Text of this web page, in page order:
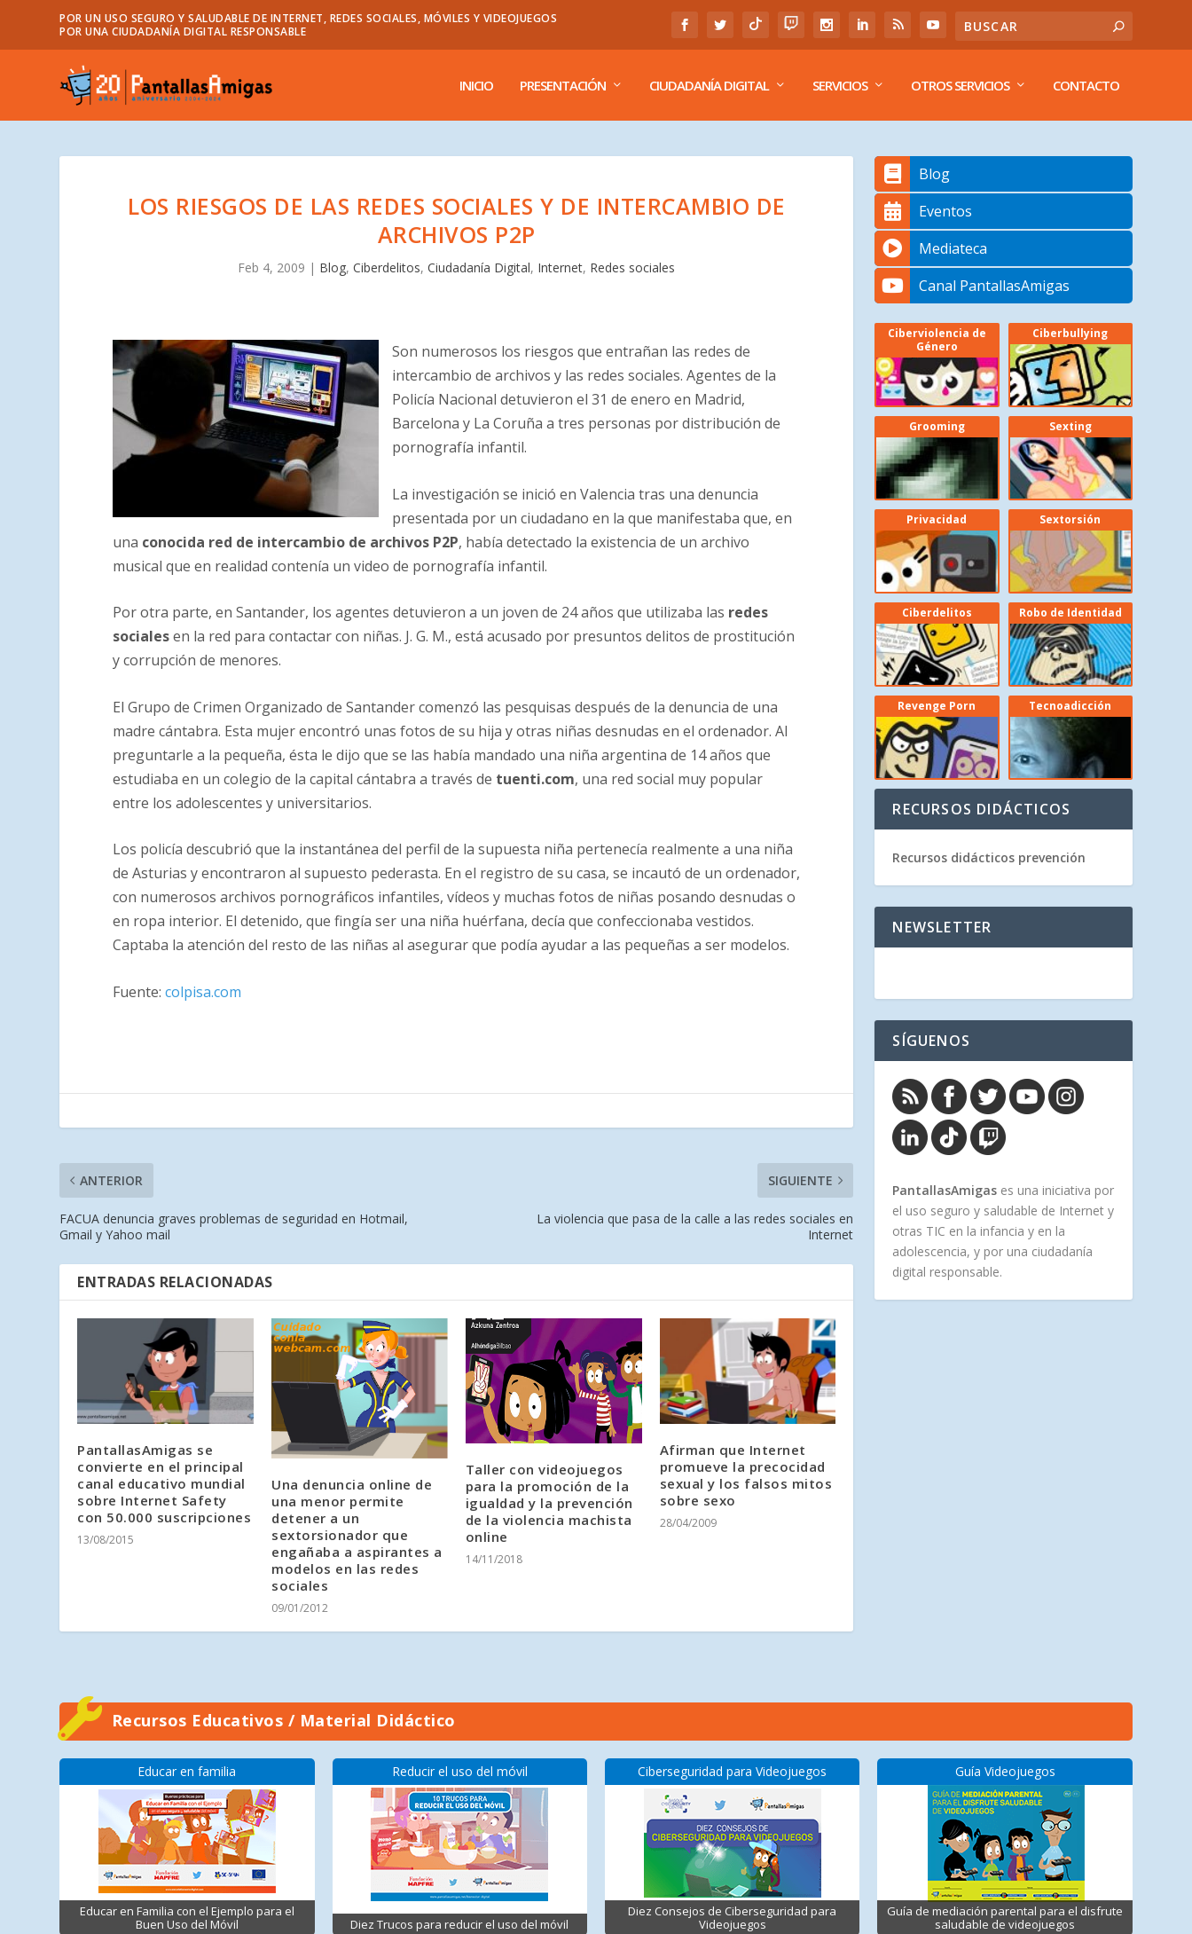
POR UN USO SEGURO Y SALUDABLE DE INTERNET, REDES SOCIALES, MÓVILES Y VIDEOJUEGOS
POR UNA CIUDADANÍA DIGITAL RESPONSABLE
INICIO PRESENTACIÓN CIUDADANÍA DIGITAL SERVICIOS OTROS SERVICIOS CONTACTO
LOS RIESGOS DE LAS REDES SOCIALES Y DE INTERCAMBIO DE
ARCHIVOS P2P
Feb 4, 2009 | Blog,Ciberdelitos,Ciudadanía Digital, Internet, Redes sociales
Son numerosos los riesgos que entrañan las redes de
intercambio de archivos y las redes sociales. Agentes de la
Policía Nacional detuvieron el 31 de enero en Madrid,
Barcelona y La Coruña a tres personas por distribución de
pornografía infantil.
La investigación se inició en Valencia tras una denuncia
presentada por un ciudadano en la que manifestaba que, en
una conocida red de intercambio de archivos P2P, había detectado la existencia de un archivo
musical que en realidad contenía un video de pornografía infantil.
Por otra parte, en Santander, los agentes detuvieron a un joven de 24 años que utilizaba las redes
socialesen la red para contactar con niñas. J. G. M., está acusado por presuntos delitos de prostitución
y corrupción de menores.
El Grupo de Crimen Organizado de Santander comenzó las pesquisas después de la denuncia de una
madre cántabra. Esta mujer encontró unas fotos de su hija y otras niñas desnudas en el ordenador. Al
preguntarle a la pequeña, ésta le dijo que se las había mandado una niña argentina de 14 años que
estudiaba en un colegio de la capital cántabra a través de tuenti.com, una red social muy popular
entre los adolescentes y universitarios.
Los policía descubrió que la instantánea del perfil de la supuesta niña pertenecía realmente a una niña
de Asturias y encontraron al supuesto pederasta. En el registro de su casa, se incautó de un ordenador,
con numerosos archivos pornográficos infantiles, vídeos y muchas fotos de niñas posando desnudas o
en ropa interior. El detenido, que fingía ser una niña huérfana, decía que confeccionaba vestidos.
Captaba la atención del resto de las niñas al asegurar que podía ayudar a las pequeñas a ser modelos.
Fuente:colpisa.com
ANTERIOR
FACUA denuncia graves problemas de seguridad en Hotmail,
Gmail y Yahoo mail
SIGUIENTE
La violencia que pasa de la calle a las redes sociales en
Internet
ENTRADAS RELACIONADAS
PantallasAmigas se
convierte en el principal
canal educativo mundial
sobre Internet Safety
con 50.000 suscripciones
13/08/2015
Una denuncia online de
una menor permite
detener a un
sextorsionador que
engañaba a aspirantes a
modelos en las redes
sociales
09/01/2012
Taller con videojuegos
para la promoción de la
igualdad y la prevención
de la violencia machista
online
14/11/2018
Afirman que Internet
promueve la precocidad
sexual y los falsos mitos
sobre sexo
28/04/2009
Blog
Eventos
Mediateca
Canal PantallasAmigas
Ciberviolencia de
Género
Ciberbullying
Grooming Sexting
Privacidad Sextorsión
Ciberdelitos Robo de Identidad
Revenge Porn Tecnoadicción
RECURSOS DIDÁCTICOS
Recursos didácticos prevención
NEWSLETTER
SÍGUENOS
PantallasAmigas es una iniciativa por
el uso seguro y saludable de Internet y
otras TIC en la infancia y en la
adolescencia, y por una ciudadanía
digital responsable.
Recursos Educativos / Material Didáctico
Educar en familia
Educar en Familia con el Ejemplo para el
Buen Uso del Móvil
Reducir el uso del móvil
Diez Trucos para reducir el uso del móvil
Ciberseguridad para Videojuegos
Diez Consejos de Ciberseguridad para
Videojuegos
Guía Videojuegos
Guía de mediación parental para el disfrute
saludable de videojuegos